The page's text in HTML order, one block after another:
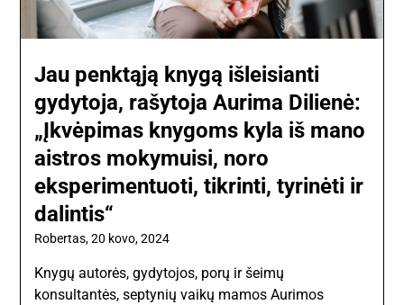
Jau penktąją knygą išleisianti
gydytoja, rašytoja Aurima Dilienė:
„Įkvėpimas knygoms kyla iš mano
aistros mokymuisi, noro
eksperimentuoti, tikrinti, tyrinėti ir
dalintis“
Robertas,20 kovo, 2024
Knygų autorės, gydytojos, porų ir šeimų
konsultantės, septynių vaikų mamos Aurimos